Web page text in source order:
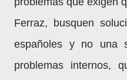
Ferraz, busquen
españoles y no una
problemas internos,